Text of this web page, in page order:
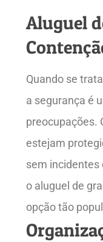
Aluguel
Quando se
a segurança é
preocupações.
estejam
sem incidentes
o aluguel de
opção tão